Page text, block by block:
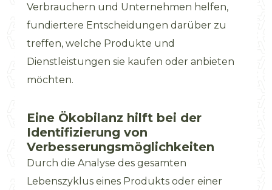
Verbrauchern und Unternehmen helfen,
fundiertere Entscheidungen darüber zu
treffen, welche Produkte und
Dienstleistungen sie kaufen oder anbieten
möchten.
Eine Ökobilanz hilft bei der
Identifizierung von
Verbesserungsmöglichkeiten
Durch die Analyse des gesamten
Lebenszyklus eines Produkts oder einer